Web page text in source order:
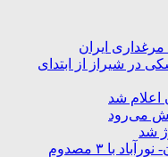
ایران
در شیراز از ابتدای
اعلام شد
می‌رود